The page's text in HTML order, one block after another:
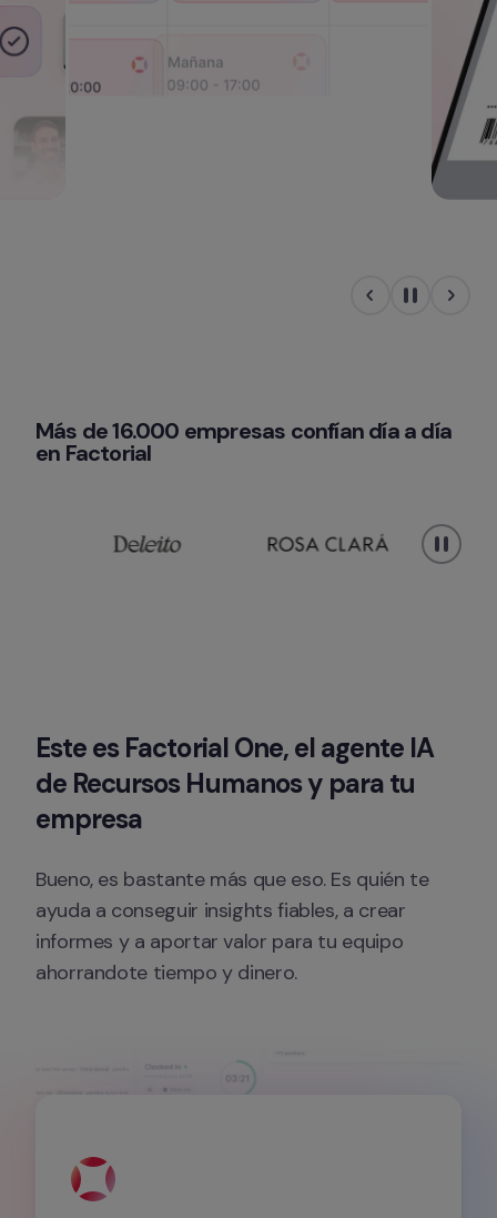
Más de 16.000 empresas confían día a día
en Factorial
Este es Factorial One, el agente IA
de Recursos Humanos y para tu
empresa
Bueno, es bastante más que eso. Es quién te
ayuda a conseguir insights fiables, a crear
informes y a aportar valor para tu equipo
ahorrandote tiempo y dinero.